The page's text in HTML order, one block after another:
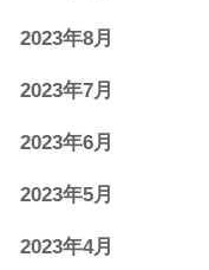
2023年8月
2023年7月
2023年6月
2023年5月
2023年4月